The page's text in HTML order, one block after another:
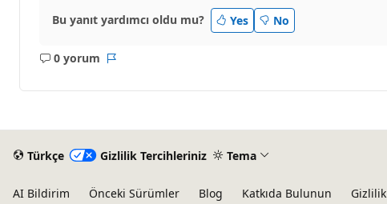
Bu yanıt yardımcı oldu mu? Yes No
0 yorum
Açıklama
Türkçe Gizlilik Tercihleriniz Tema
AI Bildirim Önceki Sürümler Blog Katkıda Bulunun Gizlilik